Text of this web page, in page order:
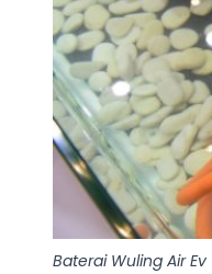
Baterai Wuling Air Ev